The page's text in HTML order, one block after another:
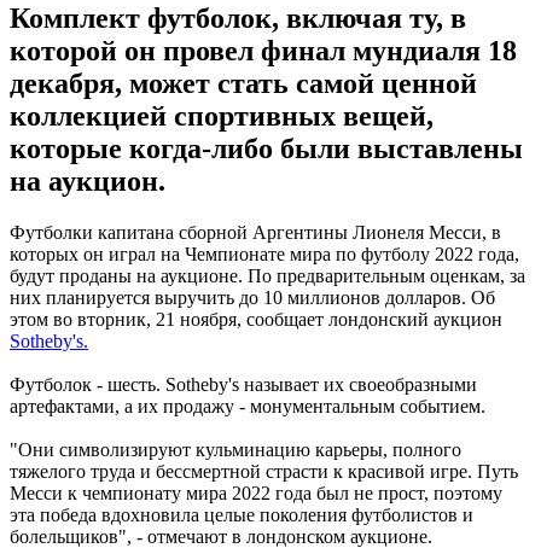
Комплект футболок, включая ту, в
которой он провел финал мундиаля 18
декабря, может стать самой ценной
коллекцией спортивных вещей,
которые когда-либо были выставлены
на аукцион.
Футболки капитана сборной Аргентины Лионеля Месси, в
которых он играл на Чемпионате мира по футболу 2022 года,
будут проданы на аукционе. По предварительным оценкам, за
них планируется выручить до 10 миллионов долларов. Об
этом во вторник, 21 ноября, сообщает лондонский аукцион
Sotheby's.
Футболок - шесть. Sotheby's называет их своеобразными
артефактами, а их продажу - монументальным событием.
"Они символизируют кульминацию карьеры, полного
тяжелого труда и бессмертной страсти к красивой игре. Путь
Месси к чемпионату мира 2022 года был не прост, поэтому
эта победа вдохновила целые поколения футболистов и
болельщиков", - отмечают в лондонском аукционе.